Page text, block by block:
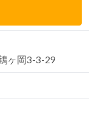
ヶ岡3-3-29